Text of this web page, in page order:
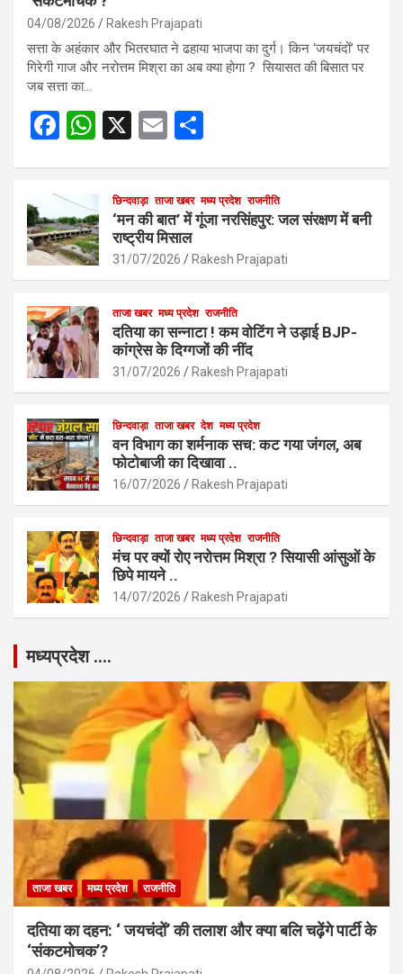
04/08/2026 Rakesh Prajapati
सत्ता के अहंकार और भितरघात ने ढहाया भाजपा का दुर्ग। किन ‘जयचंदों’ पर
गिरेगी गाज और नरोत्तम मिश्रा का अब क्या होगा ? सियासत की बिसात पर
जब सत्ता का…
F
b
o
o
k
W
s
A
p
p
X
E
e
छिन्दवाड़ा ताजा खबर मध्य प्रदेश राजनीति
‘मन की बात’ में गूंजा नरसिंहपुर: जल संरक्षण में बनी
राष्ट्रीय मिसाल
31/07/2026 Rakesh Prajapati
ताजा खबर मध्य प्रदेश राजनीति
दतिया का सन्नाटा ! कम वोटिंग ने उड़ाई BJP-
कांग्रेस के दिग्गजों की नींद
31/07/2026 Rakesh Prajapati
छिन्दवाड़ा ताजा खबर देश मध्य प्रदेश
वन विभाग का शर्मनाक सच: कट गया जंगल, अब
फोटोबाजी का दिखावा ..
16/07/2026 Rakesh Prajapati
छिन्दवाड़ा ताजा खबर मध्य प्रदेश राजनीति
मंच पर क्यों रोए नरोत्तम मिश्रा ? सियासी आंसुओं के
छिपे मायने ..
14/07/2026 Rakesh Prajapati
मध्यप्रदेश ….
ताजा खबर मध्य प्रदेश राजनीति
दतिया का दहन: ‘ जयचंदों’ की तलाश और क्या बलि चढ़ेंगे पार्टी के
‘संकटमोचक’?